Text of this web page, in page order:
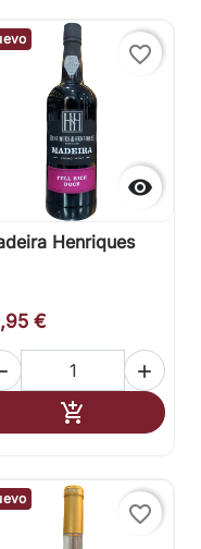

favorite_border
Henriques
€

 Añadir al
favorite_border